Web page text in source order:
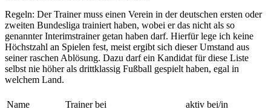
Regeln: Der Trainer muss einen Verein in der deutschen ersten oder
zweiten Bundesliga trainiert haben, wobei er das nicht als so
genannter Interimstrainer getan haben darf. Hierfür lege ich keine
Höchstzahl an Spielen fest, meist ergibt sich dieser Umstand aus
seiner raschen Ablösung. Dazu darf ein Kandidat für diese Liste
selbst nie höher als drittklassig Fußball gespielt haben, egal in
welchem Land.
Name Trainer bei aktiv bei/in